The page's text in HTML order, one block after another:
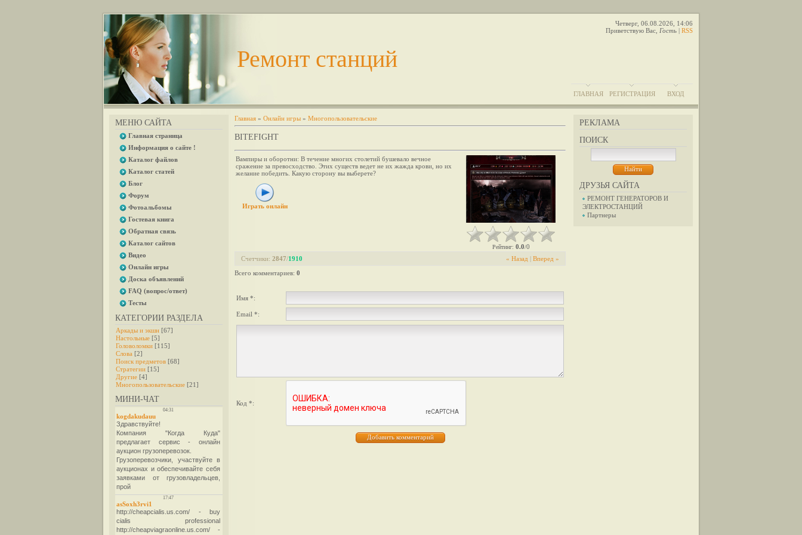
Ремонт станций
Четверг, 06.08.2026, 14:06
Приветствую Вас Гость | RSS
ГЛАВНАЯ РЕГИСТРАЦИЯ ВХОД
МЕНЮ САЙТА
Главная страница
Информация о сайте !
Каталог файлов
Каталог статей
Блог
Форум
Фотоальбомы
Гостевая книга
Обратная связь
Каталог сайтов
Видео
Онлайн игры
Доска объявлений
FAQ (вопрос/ответ)
Тесты
КАТЕГОРИИ РАЗДЕЛА
Аркады и экшн [67]
Настольные [5]
Головоломки [115]
Слова [2]
Поиск предметов [68]
Стратегии [15]
Другие [4]
Многопользовательские [21]
МИНИ-ЧАТ
РЕКЛАМА
ПОИСК
ДРУЗЬЯ САЙТА
РЕМОНТ ГЕНЕРАТОРОВ И
ЭЛЕКТРОСТАНЦИЙ
Партнеры
Главная » Онлайн игры » Многопользовательские
BITEFIGHT
Вампиры и оборотни: В течение многих столетий бушевало вечное
сражение за превосходство. Этих существ ведет не их жажда крови, но их
желание победить. Какую сторону вы выберете?
Играть онлайн
Рейтинг: 0.0/0
« Назад | Вперед »
Счетчики: 2847/1910
Всего комментариев: 0
Имя *:
Email *:
Код *: